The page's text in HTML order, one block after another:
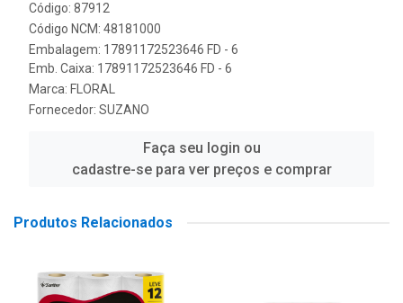
Código: 87912
Código NCM: 48181000
Embalagem: 17891172523646 FD - 6
Emb. Caixa: 17891172523646 FD - 6
Marca: FLORAL
Fornecedor: SUZANO
Faça seu login ou
cadastre-se para ver preços e comprar
Produtos Relacionados